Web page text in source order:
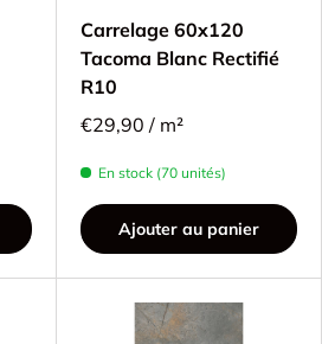
Carrelage 60x120
Tacoma Blanc Rectifié
R10
€29,90 / m²
En stock (70 unités)
Ajouter au panier